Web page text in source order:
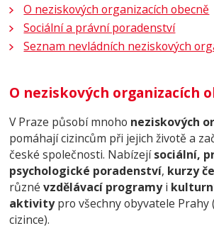
O neziskových organizacích obecně
Sociální a právní poradenství
Seznam nevládních neziskových
O neziskových organizacích
V Praze působí mnoho neziskových
pomáhají cizincům při jejich životě a
české společnosti. Nabízejísociální,
psychologické poradenství, kurzy
různévzdělávací programyi
aktivitypro všechny obyvatele Prahy
cizince).